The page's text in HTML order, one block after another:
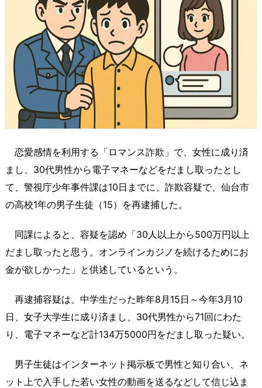
恋愛感情を利用する「ロマンス詐欺」で、女性に成り済
まし、30代男性から電子マネーなどをだまし取ったとし
て、警視庁少年事件課は10日までに、詐欺容疑で、仙台市
の高校1年の男子生徒（15）を再逮捕した。
同課によると、容疑を認め「30人以上から500万円以上
だまし取ったと思う。オンラインカジノを続けるためにお
金が欲しかった」と供述しているという。
再逮捕容疑は、中学生だった昨年8月15日～今年3月10
日、女子大学生に成り済まし、30代男性から71回にわた
り、電子マネーなど計134万5000円をだまし取った疑い。
男子生徒はインターネット掲示板で男性と知り合い、ネ
ット上で入手した若い女性の動画を送るなどして信じ込ま